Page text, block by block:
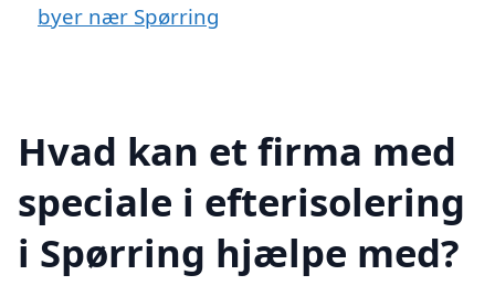
byer nær Spørring
Hvad kan et firma med
speciale i efterisolering
i Spørring hjælpe med?